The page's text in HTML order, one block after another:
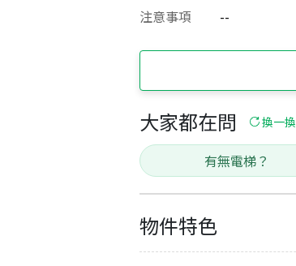
注意事項
--
大家都在問 換一換
有無電梯？
物件特色